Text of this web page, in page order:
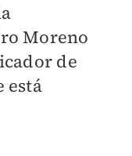
Moreno
de
está